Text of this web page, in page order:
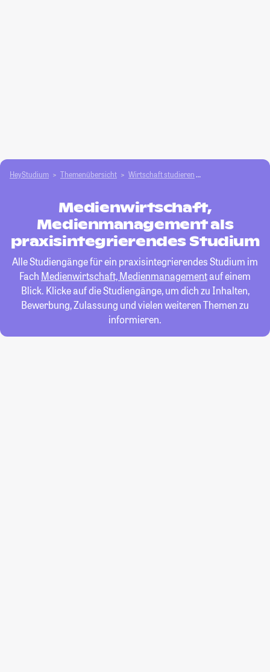
HeyStudium Themenübersicht Wirtschaft studieren
Medienwirtschaft,
Medienmanagement als
praxisintegrierendes Studium
Alle Studiengänge für ein praxisintegrierendes Studium im
Fach Medienwirtschaft, Medienmanagementauf einem
Blick. Klicke auf die Studiengänge, um dich zu Inhalten,
Bewerbung, Zulassung und vielen weiteren Themen zu
informieren.